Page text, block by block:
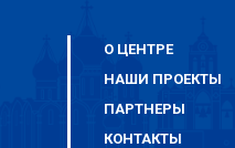
О ЦЕНТРЕ
НАШИ ПРОЕКТЫ
ПАРТНЕРЫ
КОНТАКТЫ